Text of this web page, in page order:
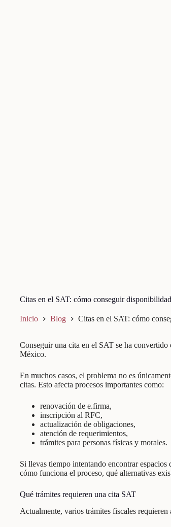
Citas en el SAT: cómo conseguir
Inicio Blog Citas en el SAT: cómo
Conseguir una cita en el SAT se ha
México.
En muchos casos, el problema no es
citas. Esto afecta procesos importantes como:
renovación de e.firma,
inscripción al RFC,
actualización de obligaciones,
atención de requerimientos,
trámites para personas físicas y morales.
Si llevas tiempo intentando encontrar espacios
cómo funciona el proceso, qué alternativas
Qué trámites requieren una cita SAT
Actualmente, varios trámites fiscales